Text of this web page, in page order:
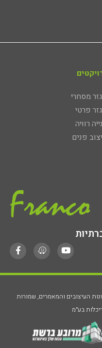
מסחרי
פרטי
רוויה
פנים
העיצובים והמאמרים, שמורות
בע״מ